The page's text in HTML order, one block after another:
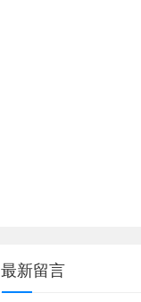
最新留言